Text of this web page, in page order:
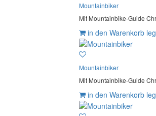
Mountainbiker
Mit Mountainbike-Guide
in den Warenkorb
Mountainbiker
Mit Mountainbike-Guide
in den Warenkorb